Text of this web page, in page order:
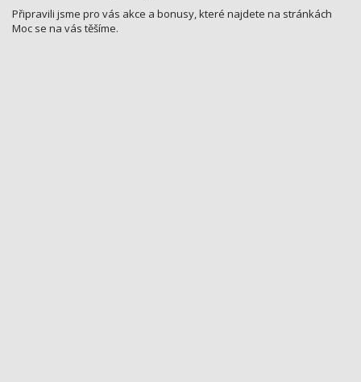
Připravili jsme pro vás akce a bonusy, které najdete na stránkách
Moc se na vás těšíme.